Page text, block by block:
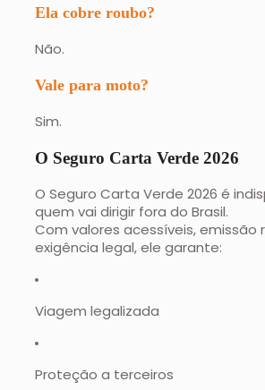
Ela cobre roubo?
Não.
Vale para moto?
Sim.
O Seguro Carta Verde 2026
O Seguro Carta Verde 2026 é
quem vai dirigir fora do Brasil.
Com valores acessíveis, emissão
exigência legal, ele garante:
Viagem legalizada
Proteção a terceiros